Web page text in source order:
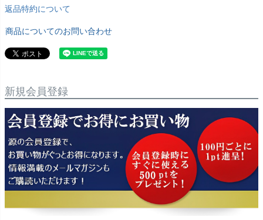
返品特約について
商品についてのお問い合わせ
新規会員登録